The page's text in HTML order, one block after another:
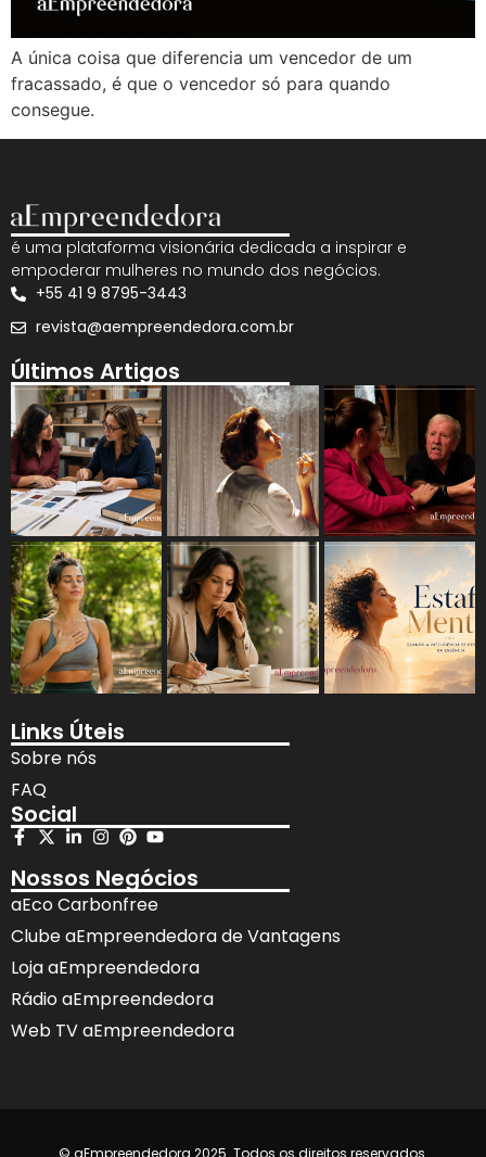
A única coisa que diferencia um vencedor de um
fracassado, é que o vencedor só para quando
consegue.
é uma plataforma visionária dedicada a inspirar e
empoderar mulheres no mundo dos negócios.
+55 41 9 8795-3443
revista@aempreendedora.com.br
Últimos Artigos
Links Úteis
Sobre nós
FAQ
Social
Nossos Negócios
aEco Carbonfree
Clube aEmpreendedora de Vantagens
Loja aEmpreendedora
Rádio aEmpreendedora
Web TV aEmpreendedora
© aEmpreendedora 2025. Todos os direitos reservados.